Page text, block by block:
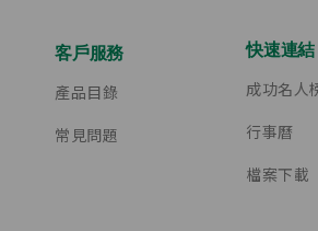
客戶服務
產品目錄
常見問題
快速連結
成功名人
行事曆
檔案下載